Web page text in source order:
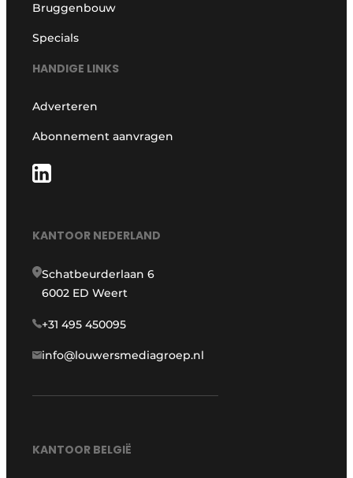
Bruggenbouw
Specials
HANDIGE LINKS
Adverteren
Abonnement aanvragen
KANTOOR NEDERLAND
Schatbeurderlaan 6
6002 ED Weert
+31 495 450095
info@louwersmediagroep.nl
KANTOOR BELGIË